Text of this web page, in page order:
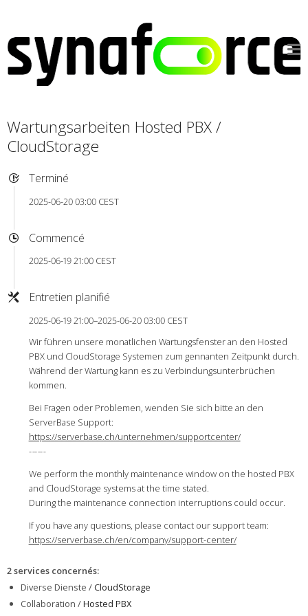
Wartungsarbeiten Hosted PBX /
CloudStorage
Terminé
2025-06-20 03:00 CEST
Commencé
2025-06-19 21:00 CEST
Entretien planifié
2025-06-19 21:00–2025-06-20 03:00 CEST
Wir führen unsere monatlichen Wartungsfenster an den Hosted
PBX und CloudStorage Systemen zum gennanten Zeitpunkt durch.
Während der Wartung kann es zu Verbindungsunterbrüchen
kommen.
Bei Fragen oder Problemen, wenden Sie sich bitte an den
ServerBase Support:
https://serverbase.ch/unternehmen/supportcenter/
------
We perform the monthly maintenance window on the hosted PBX
and CloudStorage systems at the time stated.
During the maintenance connection interruptions could occur.
If you have any questions, please contact our support team:
https://serverbase.ch/en/company/support-center/
2 services concernés:
Diverse Dienste /CloudStorage
Collaboration /Hosted PBX